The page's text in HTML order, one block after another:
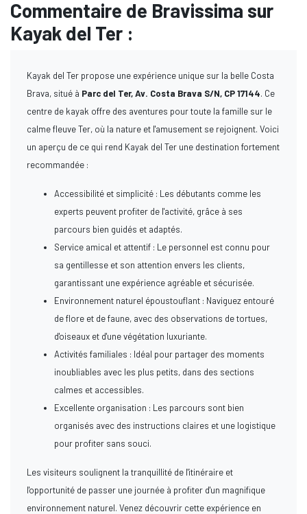
Commentaire de Bravissima sur
Kayak del Ter :
Kayak del Ter propose une expérience unique sur la belle Costa
Brava, situé à Parc del Ter, Av. Costa Brava S/N, CP 17144. Ce
centre de kayak offre des aventures pour toute la famille sur le
calme fleuve Ter, où la nature et l'amusement se rejoignent. Voici
un aperçu de ce qui rend Kayak del Ter une destination fortement
recommandée :
Accessibilité et simplicité : Les débutants comme les
experts peuvent profiter de l'activité, grâce à ses
parcours bien guidés et adaptés.
Service amical et attentif : Le personnel est connu pour
sa gentillesse et son attention envers les clients,
garantissant une expérience agréable et sécurisée.
Environnement naturel époustouflant : Naviguez entouré
de flore et de faune, avec des observations de tortues,
d'oiseaux et d'une végétation luxuriante.
Activités familiales : Idéal pour partager des moments
inoubliables avec les plus petits, dans des sections
calmes et accessibles.
Excellente organisation : Les parcours sont bien
organisés avec des instructions claires et une logistique
pour profiter sans souci.
Les visiteurs soulignent la tranquillité de l'itinéraire et
l'opportunité de passer une journée à profiter d'un magnifique
environnement naturel. Venez découvrir cette expérience en